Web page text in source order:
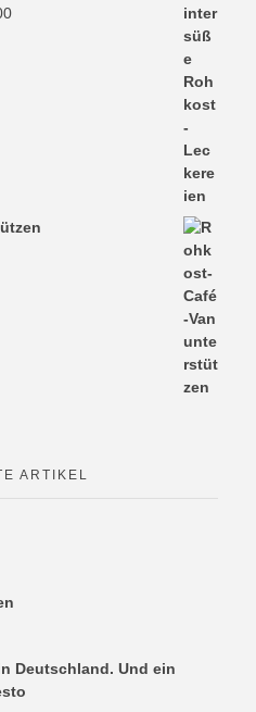
ARTIKEL
Deutschland. Und ein